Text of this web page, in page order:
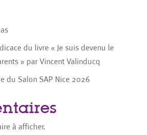
du livre « Je suis devenu le
» par Vincent Valinducq
du Salon SAP Nice 2026
à afficher.